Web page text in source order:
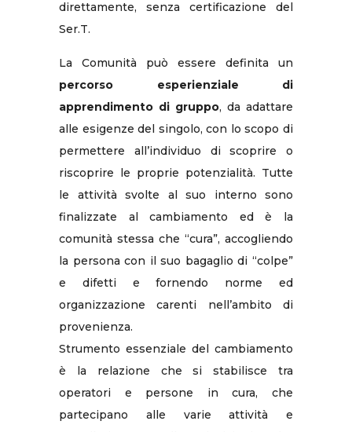
direttamente, senza certificazione del
Ser.T.
La Comunità può essere definita un
percorso esperienziale di
apprendimento di gruppo, da adattare
alle esigenze del singolo, con lo scopo di
permettere all’individuo di scoprire o
riscoprire le proprie potenzialità. Tutte
le attività svolte al suo interno sono
finalizzate al cambiamento ed è la
comunità stessa che “cura”, accogliendo
la persona con il suo bagaglio di “colpe”
e difetti e fornendo norme ed
organizzazione carenti nell’ambito di
provenienza.
Strumento essenziale del cambiamento
è la relazione che si stabilisce tra
operatori e persone in cura, che
partecipano alle varie attività e